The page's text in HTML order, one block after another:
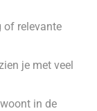
of relevante
je met veel
in de